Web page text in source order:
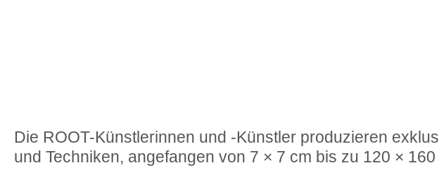
Die ROOT-Künstlerinnen und -Künstler produzieren
und Techniken, angefangen von 7 × 7 cm bis zu 120 ×